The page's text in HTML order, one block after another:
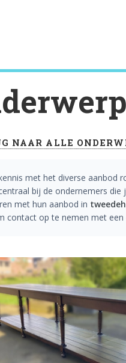
NAAR ALLE
met het diverse aanbod
bij de ondernemers
met hun aanbod in
contact op te nemen met een